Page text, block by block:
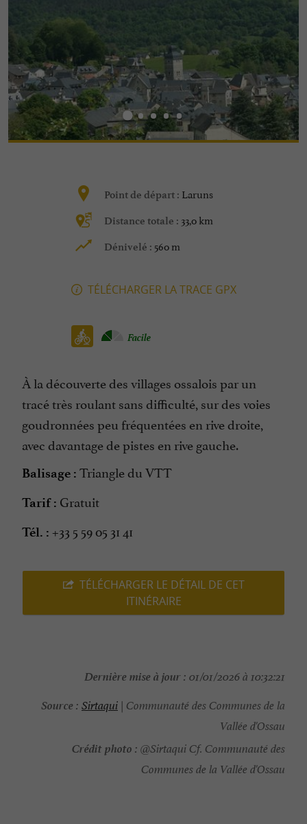
Point de départ : Laruns
Distance totale : 33,0 km
Dénivelé : 560 m
TÉLÉCHARGER LA TRACE GPX
Facile
À la découverte des villages ossalois par un
tracé très roulant sans difficulté, sur des voies
goudronnées peu fréquentées en rive droite,
avec davantage de pistes en rive gauche.
Balisage : Triangle du VTT
Tarif : Gratuit
Tél. : +33 5 59 05 31 41
TÉLÉCHARGER LE DÉTAIL DE CET
ITINÉRAIRE
Dernière mise à jour : 01/01/2026 à 10:32:21
Source : Sirtaqui | Communauté des Communes de la
Vallée d'Ossau
Crédit photo : @Sirtaqui Cf. Communauté des
Communes de la Vallée d'Ossau